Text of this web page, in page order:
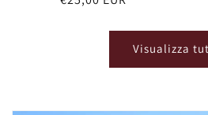
Visualizza